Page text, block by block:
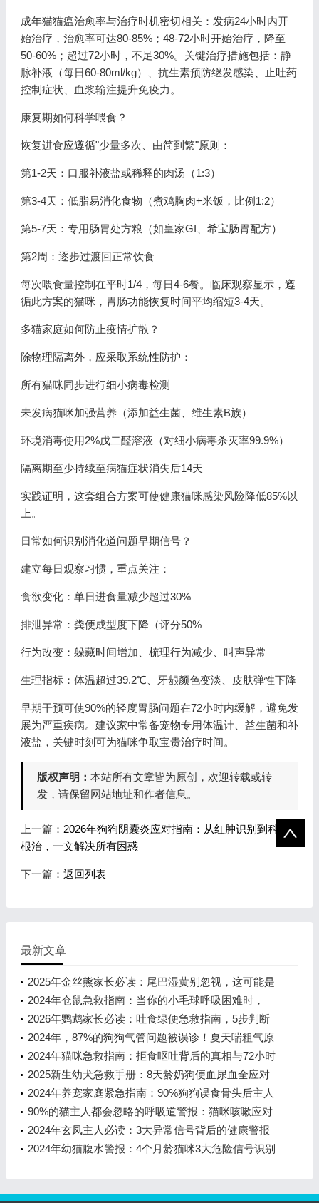
成年猫猫瘟治愈率与治疗时机密切相关：发病24小时内开
始治疗，治愈率可达80-85%；48-72小时开始治疗，降至
50-60%；超过72小时，不足30%。关键治疗措施包括：静
脉补液（每日60-80ml/kg）、抗生素预防继发感染、止吐药
控制症状、血浆输注提升免疫力。
康复期如何科学喂食？
恢复进食应遵循"少量多次、由简到繁"原则：
第1-2天：口服补液盐或稀释的肉汤（1:3）
第3-4天：低脂易消化食物（煮鸡胸肉+米饭，比例1:2）
第5-7天：专用肠胃处方粮（如皇家GI、希宝肠胃配方）
第2周：逐步过渡回正常饮食
每次喂食量控制在平时1/4，每日4-6餐。临床观察显示，遵
循此方案的猫咪，胃肠功能恢复时间平均缩短3-4天。
多猫家庭如何防止疫情扩散？
除物理隔离外，应采取系统性防护：
所有猫咪同步进行细小病毒检测
未发病猫咪加强营养（添加益生菌、维生素B族）
环境消毒使用2%戊二醛溶液（对细小病毒杀灭率99.9%）
隔离期至少持续至病猫症状消失后14天
实践证明，这套组合方案可使健康猫咪感染风险降低85%以
上。
日常如何识别消化道问题早期信号？
建立每日观察习惯，重点关注：
食欲变化：单日进食量减少超过30%
排泄异常：粪便成型度下降（评分50%
行为改变：躲藏时间增加、梳理行为减少、叫声异常
生理指标：体温超过39.2℃、牙龈颜色变淡、皮肤弹性下降
早期干预可使90%的轻度胃肠问题在72小时内缓解，避免发
展为严重疾病。建议家中常备宠物专用体温计、益生菌和补
液盐，关键时刻可为猫咪争取宝贵治疗时间。
版权声明： 本站所有文章皆为原创，欢迎转载或转
发，请保留网站地址和作者信息。
上一篇： 2026年狗狗阴囊炎应对指南：从红肿识别到科学
根治，一文解决所有困惑
下一篇： 返回列表
最新文章
2025年金丝熊家长必读：尾巴湿黄别忽视，这可能是
致命疾病的信号！
2024年仓鼠急救指南：当你的小毛球呼吸困难时，
90%的主人错过了黄金30分钟
2026年鹦鹉家长必读：吐食绿便急救指南，5步判断
+3种用药方案
2024年，87%的狗狗气管问题被误诊！夏天喘粗气原
来是气管半开门在作怪
2024年猫咪急救指南：拒食呕吐背后的真相与72小时
黄金应对方案
2025新生幼犬急救手册：8天龄奶狗便血尿血全应对
2024年养宠家庭紧急指南：90%狗狗误食骨头后主人
必须知道的7个关键处理步骤
90%的猫主人都会忽略的呼吸道警报：猫咪咳嗽应对
全指南
2024年玄凤主人必读：3大异常信号背后的健康警报
2024年幼猫腹水警报：4个月龄猫咪3大危险信号识别